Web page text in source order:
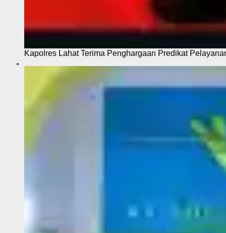
Kapolres Lahat Terima Penghargaan Predikat